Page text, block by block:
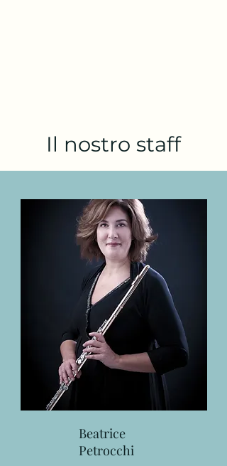
Il nostro staff
Beatrice
Petrocchi